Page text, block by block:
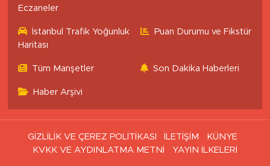
Eczaneler
İstanbul Trafik Yoğunluk
Haritası
Puan Durumu ve Fikstür
Tüm Manşetler Son Dakika Haberleri
Haber Arşivi
GİZLİLİK VE ÇEREZ POLİTİKASI İLETİŞİM
KÜNYE
KVKK VE AYDINLATMA METNİ
YAYIN İLKELERİ